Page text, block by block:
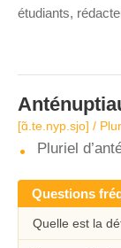
étudiants,
[ɑ̃.te.nyp.sjo] /
Pluriel
Questions
Quelle est la